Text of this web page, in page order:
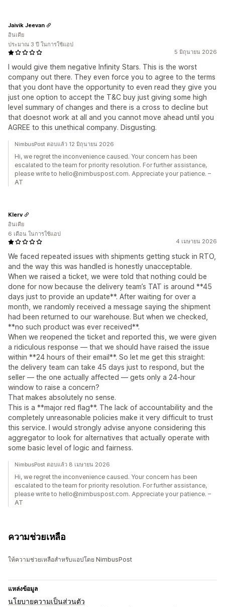
5 มิถุนายน 2026
I would give them negative Infinity Stars. This is the worst
company out there. They even force you to agree to the terms
that you dont have the opportunity to even read they give you
just one option to accept the T&C buy just giving some high
level summary of changes and there is a cross to decline but
that doesnot work at all and you cannot move ahead until you
AGREE to this unethical company. Disgusting.
Jaivik Jeevan
อินเดีย
ประมาณ 3 ปี ในการใช้แอป
NimbusPost ตอบแล้ว 12 มิถุนายน 2026
Hi, we regret the inconvenience caused. Your concern has been
escalated to the team for priority resolution. For further assistance,
please write to hello@nimbuspost.com. Appreciate your patience. –
AT
4 เมษายน 2026
We faced repeated issues with shipments getting stuck in RTO,
and the way this was handled is honestly unacceptable.
When we raised a ticket, we were told that nothing could be
done for now because the delivery team’s TAT is around **45
days just to provide an update**. After waiting for over a
month, we randomly received a message saying the shipment
had been returned to our warehouse. But when we checked,
**no such product was ever received**.
When we reopened the ticket and reported this, we were given
a ridiculous response — that we should have raised the issue
within **24 hours of their email**. So let me get this straight:
the delivery team can take 45 days just to respond, but the
seller — the one actually affected — gets only a 24-hour
window to raise a concern?
That makes absolutely no sense.
This is a **major red flag**. The lack of accountability and the
completely unreasonable policies make it very difficult to trust
this service. I would strongly advise anyone considering this
aggregator to look for alternatives that actually operate with
some basic level of logic and fairness.
Klerv
อินเดีย
6 เดือน ในการใช้แอป
NimbusPost ตอบแล้ว 8 เมษายน 2026
Hi, we regret the inconvenience caused. Your concern has been
escalated to the team for priority resolution. For further assistance,
please write to hello@nimbuspost.com. Appreciate your patience. –
AT
ความช่วยเหลือ
ให้ความช่วยเหลือสำหรับแอปโดย NimbusPost
แหล่งข้อมูล
นโยบายความเป็นส่วนตัว